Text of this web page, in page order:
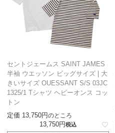
セントジェームス SAINT JAMES
半袖 ウエッソン ビッグサイズ | 大
きいサイズ OUESSANT S/S 03JC
1325/1 Tシャツ ヘビーオンス コッ
トン
定価 13,750 のところ
13,750 税込